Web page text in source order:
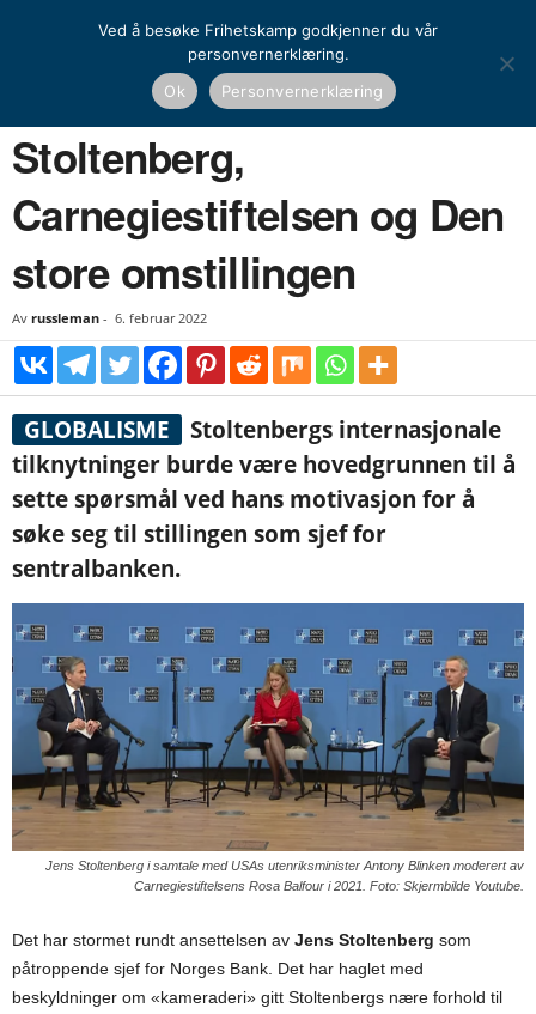
Kronikk Stoltenberg, Carnegiestiftelsen og Den store omstillingen
Stoltenberg,
Carnegiestiftelsen og Den
store omstillingen
Av russleman - 6. februar 2022
GLOBALISME
Stoltenbergs internasjonale
tilknytninger burde være hovedgrunnen til å
sette spørsmål ved hans motivasjon for å
søke seg til stillingen som sjef for
sentralbanken.
Jens Stoltenberg i samtale med USAs utenriksminister Antony Blinken moderert av
Carnegiestiftelsens Rosa Balfour i 2021. Foto: Skjermbilde Youtube.
Det har stormet rundt ansettelsen av Jens Stoltenberg som
påtroppende sjef for Norges Bank. Det har haglet med
beskyldninger om «kameraderi» gitt Stoltenbergs nære forhold til
Ved å besøke Frihetskamp godkjenner du vår
personvernerklæring.
Ok
Personvernerklæring